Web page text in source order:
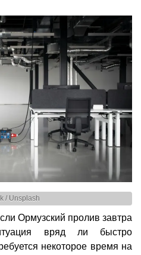
/ Unsplash
Ормузский пролив завтра
вряд ли быстро
некоторое время на